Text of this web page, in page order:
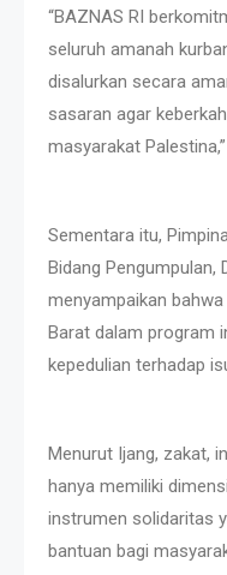
“BAZNAS RI
seluruh amanah
disalurkan secara
sasaran agar
masyarakat
Sementara itu,
Bidang Pengumpulan,
menyampaikan
Barat dalam program
kepedulian terhadap
Menurut Ijang, zakat,
hanya memiliki
instrumen solidaritas
bantuan bagi